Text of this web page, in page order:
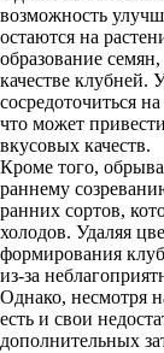
возможность
остаются на
образование
качестве клубней.
сосредоточиться
что может
вкусовых качеств.
Кроме того,
раннему
ранних сортов,
холодов. Удаляя
формирования
из-за
Однако, несмотря
есть и свои
дополнительных